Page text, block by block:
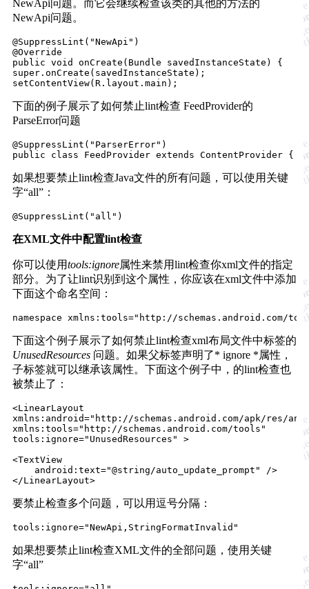
NewApi问题。而它会继续检查该类的其他的方法的
NewApi问题。
@SuppressLint("NewApi")
@Override
public void onCreate(Bundle savedInstanceState) {
super.onCreate(savedInstanceState);
下面的例子展示了如何禁止lint检查 FeedProvider的
ParseError问题
@SuppressLint("ParserError")
如果想要禁止lint检查Java文件的所有问题，可以使用关键
字“all”：
在XML文件中配置lint检查
你可以使用tools:ignore属性来禁用lint检查你xml文件的指定
部分。为了让lint识别到这个属性，你应该在xml文件中添加
下面这个命名空间：
下面这个例子展示了如何禁止lint检查xml布局文件中标签的
UnusedResources 问题。如果父标签声明了* ignore *属性，
子标签就可以继承该属性。下面这个例子中，的lint检查也
被禁止了：
<LinearLayout
xmlns:android="http://schemas.android.com/apk/res/
xmlns:tools="http://schemas.android.com/tools"
tools:ignore="UnusedResources" >
<TextView
    android:text="@string/auto_update_prompt" />
要禁止检查多个问题，可以用逗号分隔：
如果想要禁止lint检查XML文件的全部问题，使用关键
字“all”